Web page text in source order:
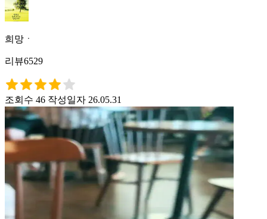
희망ㆍ
리뷰6529
조회수 46 작성일자 26.05.31